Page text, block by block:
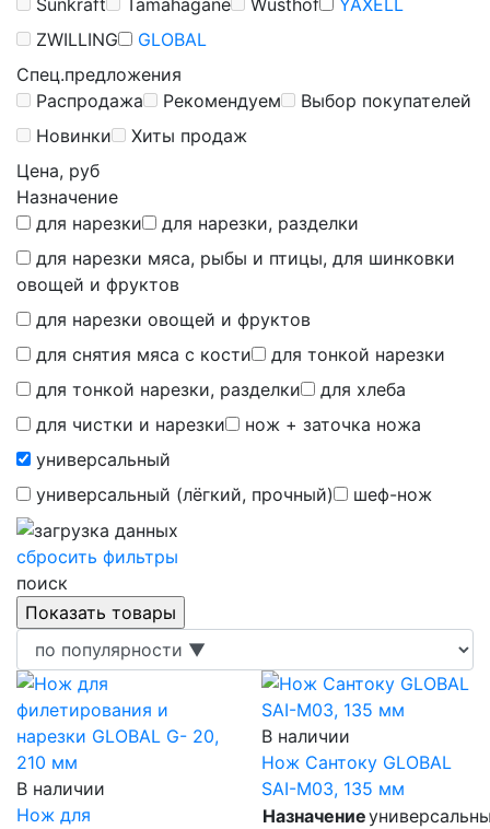
ZWILLING
GLOBAL
Спец.предложения
Распродажа
Рекомендуем
Выбор покупателей
Новинки
Хиты продаж
Цена, руб
Назначение
для нарезки
для нарезки, разделки
для нарезки мяса, рыбы и птицы, для шинковки
овощей и фруктов
для нарезки овощей и фруктов
для снятия мяса с кости
для тонкой нарезки
для тонкой нарезки, разделки
для хлеба
для чистки и нарезки
нож + заточка ножа
универсальный
универсальный (лёгкий, прочный)
шеф-нож
сбросить фильтры
поиск
В наличии
Нож для
В наличии
Нож Сантоку GLOBAL
SAI-M03, 135 мм
Назначение